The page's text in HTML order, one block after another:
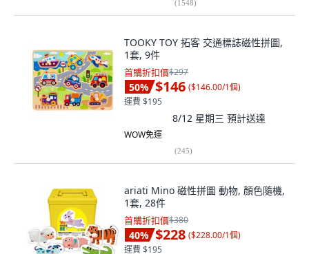
(1548)
TOOKY TOY 拓客 交通標誌磁性拼圖,
1套, 9件
首購折扣價$297
50% $146 ($146.00/1個)
運費 $195
8/12 星期三 預計送達
WOW免運
(245)
ariati Mino 磁性拼圖 動物, 顏色隨機,
1套, 28件
首購折扣價$380
40% $228 ($228.00/1個)
運費 $195